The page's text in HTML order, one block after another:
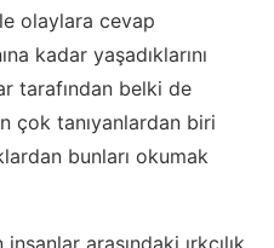
olaylara cevap
kadar yaşadıklarını
tarafından belki de
çok tanıyanlardan biri
bunları okumak
arasındaki ırkçılık